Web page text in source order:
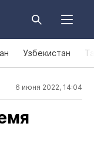
Узбекистан
6 июня 2022, 14:04